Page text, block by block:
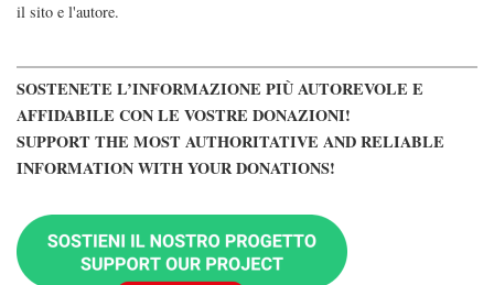
il sito e l'autore.
SOSTENETE L’INFORMAZIONE PIÙ AUTOREVOLE E
AFFIDABILE CON LE VOSTRE DONAZIONI!
SUPPORT THE MOST AUTHORITATIVE AND RELIABLE
INFORMATION WITH YOUR DONATIONS!